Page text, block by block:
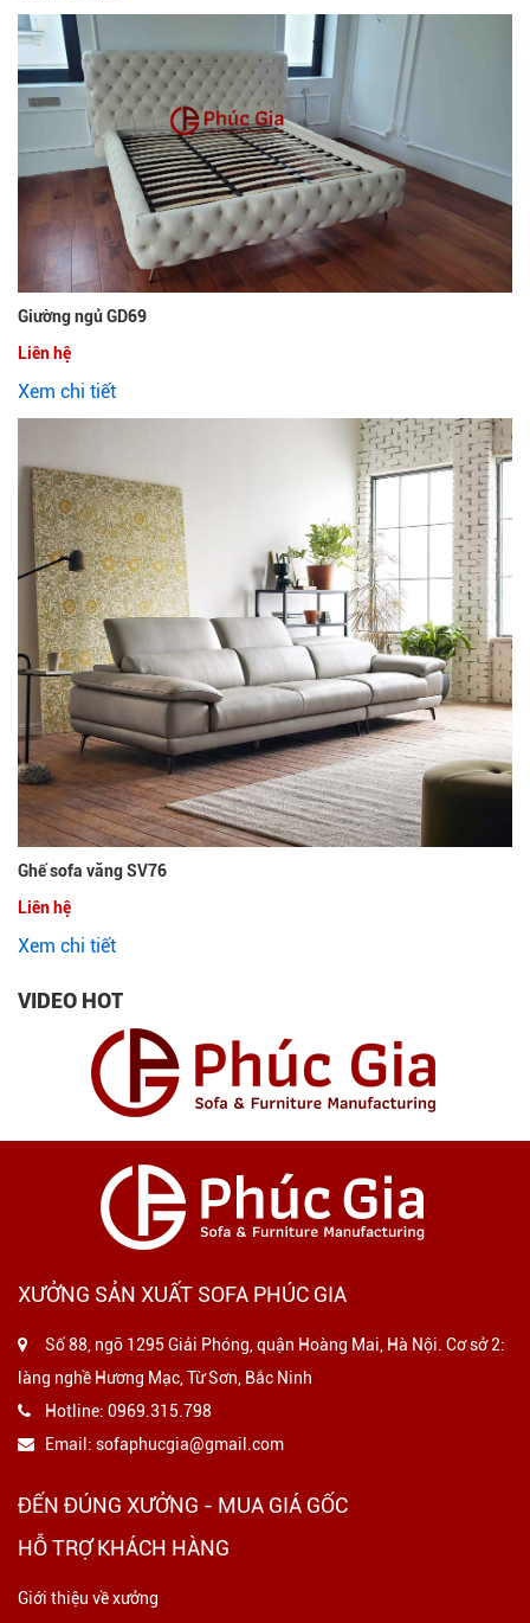
Giường ngủ GD69
Liên hệ
Xem chi tiết
Ghế sofa văng SV76
Liên hệ
Xem chi tiết
VIDEO HOT
XƯỞNG SẢN XUẤT SOFA PHÚC GIA
Số 88, ngõ 1295 Giải Phóng, quận Hoàng Mai, Hà Nội. Cơ sở 2:
làng nghề Hương Mạc, Từ Sơn, Bắc Ninh
Hotline: 0969.315.798
Email: sofaphucgia@gmail.com
ĐẾN ĐÚNG XƯỞNG - MUA GIÁ GỐC
HỖ TRỢ KHÁCH HÀNG
Giới thiệu về xưởng